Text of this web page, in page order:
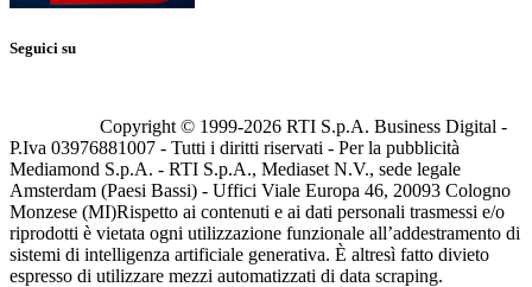
Seguici su
Copyright © 1999-2026 RTI S.p.A. Business Digital -
P.Iva 03976881007 - Tutti i diritti riservati - Per la pubblicità
Mediamond S.p.A. - RTI S.p.A., Mediaset N.V., sede legale
Amsterdam (Paesi Bassi) - Uffici Viale Europa 46, 20093 Cologno
Monzese (MI)Rispetto ai contenuti e ai dati personali trasmessi e/o
riprodotti è vietata ogni utilizzazione funzionale all’addestramento di
sistemi di intelligenza artificiale generativa. È altresì fatto divieto
espresso di utilizzare mezzi automatizzati di data scraping.